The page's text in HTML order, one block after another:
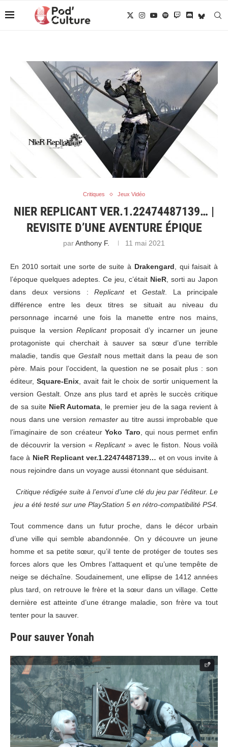
Critiques Jeux Vidéo
NIER REPLICANT VER.1.22474487139… |
REVISITE D’UNE AVENTURE ÉPIQUE
parAnthony F. 11 mai 2021
En 2010 sortait une sorte de suite à Drakengard, qui faisait à
l’époque quelques adeptes. Ce jeu, c’était NieR, sorti au Japon
dans deux versions : Replicantet Gestalt. La principale
différence entre les deux titres se situait au niveau du
personnage incarné une fois la manette entre nos mains,
puisque la versionReplicantproposait d’y incarner un jeune
protagoniste qui cherchait à sauver sa sœur d’une terrible
maladie, tandis que Gestaltnous mettait dans la peau de son
père. Mais pour l’occident, la question ne se posait plus : son
éditeur,Square-Enix, avait fait le choix de sortir uniquement la
version Gestalt. Onze ans plus tard et après le succès critique
de sa suite NieR Automata, le premier jeu de la saga revient à
nous dans une version remasterau titre aussi improbable que
l’imaginaire de son créateurYoko Taro, qui nous permet enfin
de découvrir la version «Replicant» avec le fiston. Nous voilà
face à NieR Replicant ver.1.22474487139… et on vous invite à
nous rejoindre dans un voyage aussi étonnant que séduisant.
Critique rédigée suite à l’envoi d’une clé du jeu par l’éditeur. Le
jeu a été testé sur une PlayStation 5 en rétro-compatibilité PS4.
Tout commence dans un futur proche, dans le décor urbain
d’une ville qui semble abandonnée. On y découvre un jeune
homme et sa petite sœur, qu’il tente de protéger de toutes ses
forces alors que les Ombres l’attaquent et qu’une tempête de
neige se déchaîne. Soudainement, une ellipse de 1412 années
plus tard, on retrouve le frère et la sœur dans un village. Cette
dernière est atteinte d’une étrange maladie, son frère va tout
tenter pour la sauver.
Pour sauver Yonah